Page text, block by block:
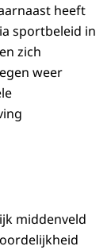
heeft
sportbeleid in
zich
weer
middenveld